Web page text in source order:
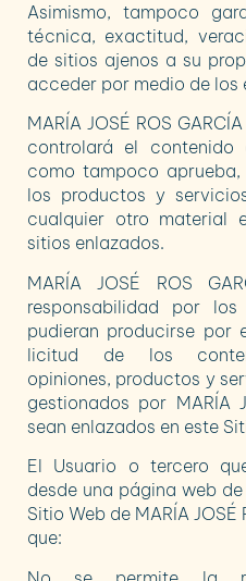
Asimismo, tampoco
técnica, exactitud,
de sitios ajenos a su
acceder por medio de los
MARÍA JOSÉ ROS GARCÍA
controlará el
como tampoco
los productos y
cualquier otro material
sitios enlazados.
MARÍA JOSÉ ROS
responsabilidad por
pudieran producirse por
licitud de los
opiniones, productos y
gestionados por MARÍA
sean enlazados en este
El Usuario o tercero
desde una página web
Sitio Web de MARÍA JOSÉ
que: